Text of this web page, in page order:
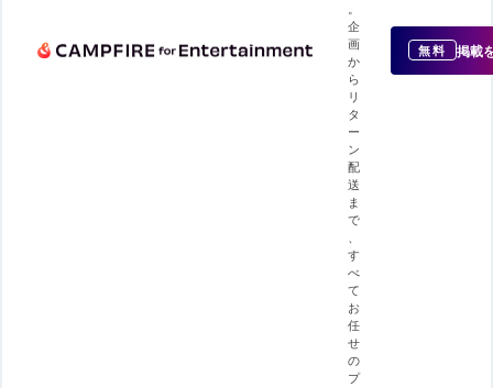
企
画
か
ら
リ
タ
ー
ン
配
送
ま
で
す
べ
て
お
任
せ
の
プ
無料 掲載